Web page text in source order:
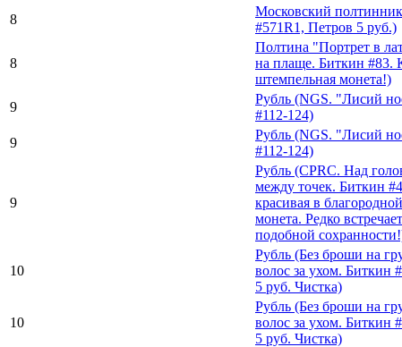
8
Московский
#571R1, Петров 5 руб.)
8
Полтина "Портрет в
на плаще. Биткин #83.
штемпельная монета!)
9
Рубль (NGS. "Лисий
#112-124)
9
Рубль (NGS. "Лисий
#112-124)
9
Рубль (CPRC. Над
между точек. Биткин
красивая в
монета. Редко
подобной
10
Рубль (Без броши на
волос за ухом. Биткин
5 руб. Чистка)
10
Рубль (Без броши на
волос за ухом. Биткин
5 руб. Чистка)